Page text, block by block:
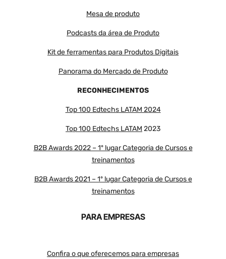
Mesa de produto
Podcasts da área de Produto
Kit de ferramentas para Produtos Digitais
Panorama do Mercado de Produto
RECONHECIMENTOS
Top 100 Edtechs LATAM 2024
Top 100 Edtechs LATAM 2023
B2B Awards 2022 – 1º lugar Categoria de Cursos e
treinamentos
B2B Awards 2021 – 1º lugar Categoria de Cursos e
treinamentos
PARA EMPRESAS
Confira o que oferecemos para empresas